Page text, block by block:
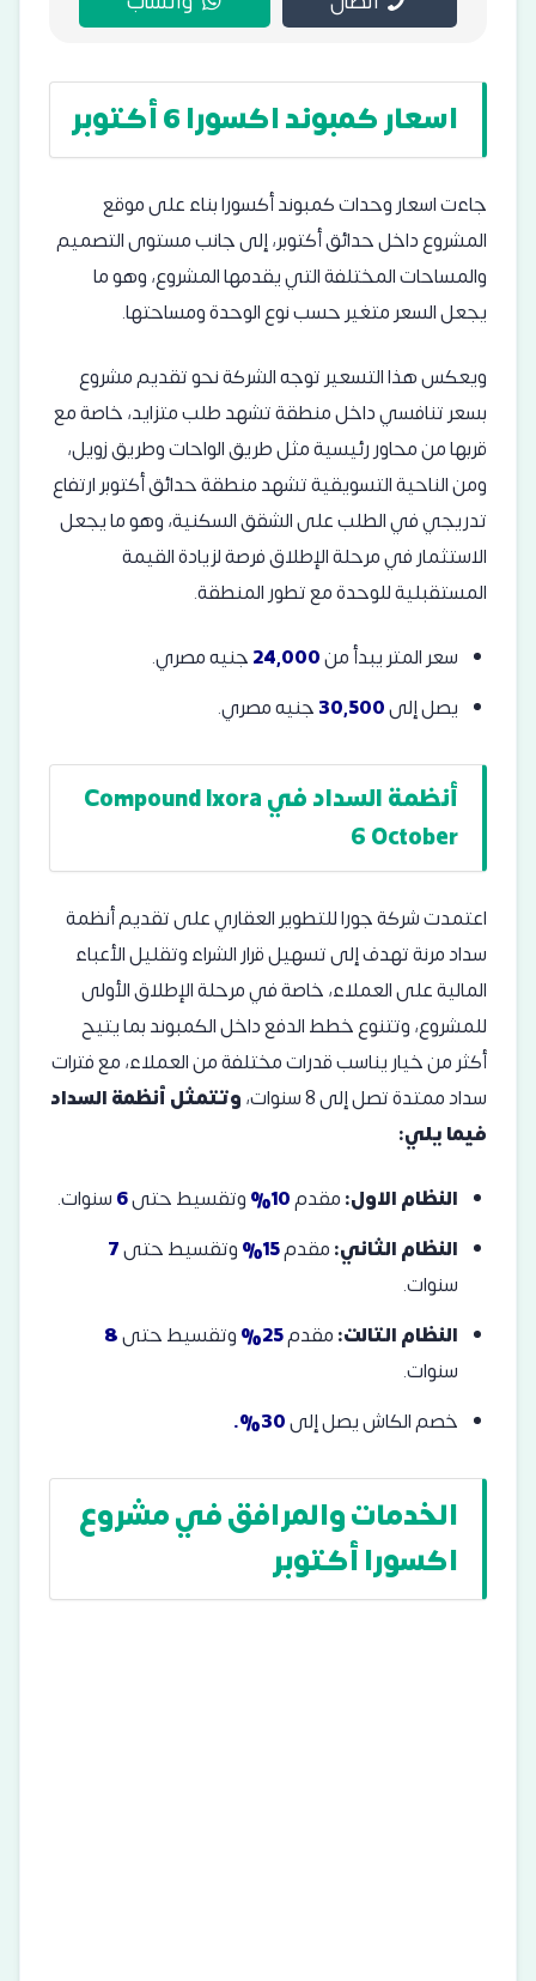
اسعار كمبوند اكسورا 6 أكتوبر
جاءت اسعار وحدات كمبوند أكسورا بناء على موقع
المشروع داخل حدائق أكتوبر، إلى جانب مستوى التصميم
والمساحات المختلفة التي يقدمها المشروع، وهو ما
يجعل السعر متغير حسب نوع الوحدة ومساحتها.
ويعكس هذا التسعير توجه الشركة نحو تقديم مشروع
بسعر تنافسي داخل منطقة تشهد طلب متزايد، خاصة مع
قربها من محاور رئيسية مثل طريق الواحات وطريق زويل،
ومن الناحية التسويقية تشهد منطقة حدائق أكتوبر ارتفاع
تدريجي في الطلب على الشقق السكنية، وهو ما يجعل
الاستثمار في مرحلة الإطلاق فرصة لزيادة القيمة
المستقبلية للوحدة مع تطور المنطقة.
سعر المتر يبدأ من24,000جنيه مصري.
يصل إلى30,500جنيه مصري.
أنظمة السداد في Compound Ixora
6 October
اعتمدت شركة جورا للتطوير العقاري على تقديم أنظمة
سداد مرنة تهدف إلى تسهيل قرار الشراء وتقليل الأعباء
المالية على العملاء، خاصة في مرحلة الإطلاق الأولى
للمشروع، وتتنوع خطط الدفع داخل الكمبوند بما يتيح
أكثر من خيار يناسب قدرات مختلفة من العملاء، مع فترات
سداد ممتدة تصل إلى 8 سنوات،
وتتمثل أنظمة السداد
فيما يلي:
النظام الاول:مقدم10% وتقسيط حتى6سنوات.
النظام الثاني:مقدم15% وتقسيط حتى
سنوات.
النظام التالت:مقدم25% وتقسيط حتى
سنوات.
خصم الكاش يصل إلى30%.
الخدمات والمرافق في مشروع
اكسورا أكتوبر